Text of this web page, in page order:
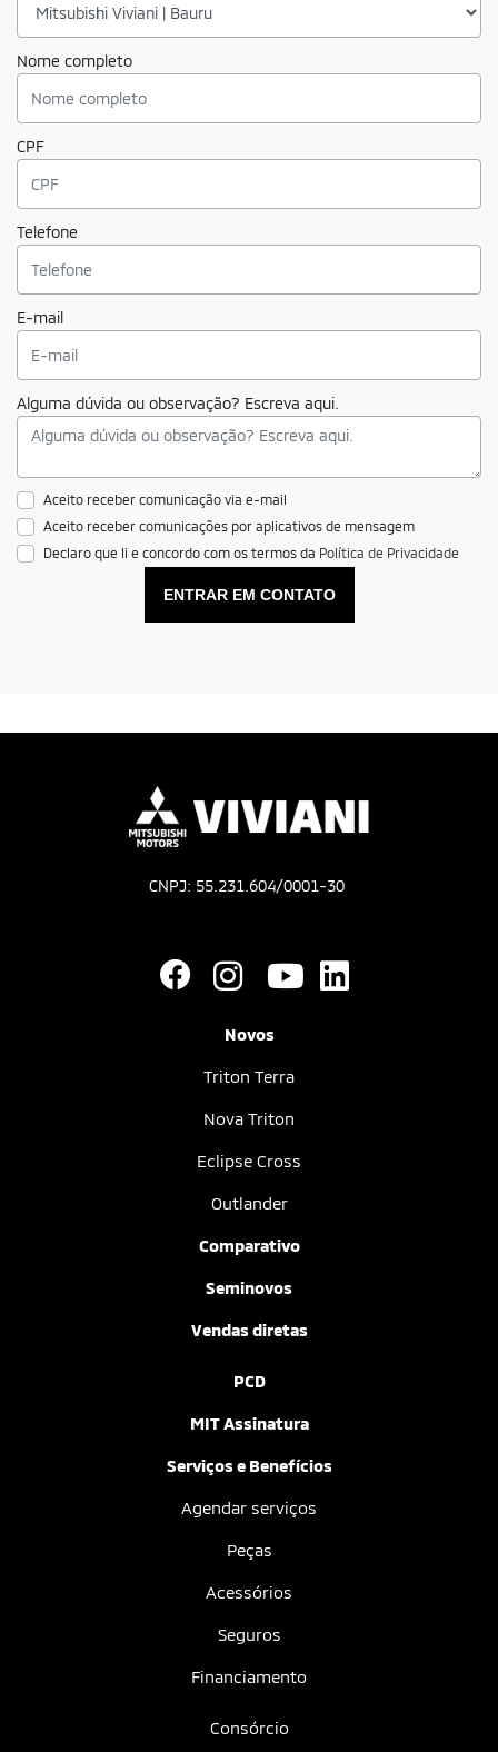
Nome completo
CPF
Telefone
E-mail
Alguma dúvida ou observação? Escreva aqui.
Aceito receber comunicação via e-mail
Aceito receber comunicações por aplicativos de mensagem
Declaro que li e concordo com os termos da Política de Privacidade
ENTRAR EM CONTATO
CNPJ: 55.231.604/0001-30
Novos
Triton Terra
Nova Triton
Eclipse Cross
Outlander
Comparativo
Seminovos
Vendas diretas
PCD
MIT Assinatura
Serviços e Benefícios
Agendar serviços
Peças
Acessórios
Seguros
Financiamento
Consórcio